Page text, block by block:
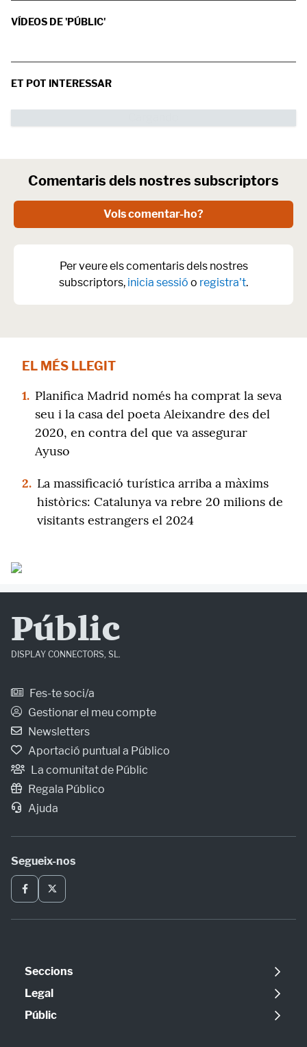
VÍDEOS DE 'PÚBLIC'
ET POT INTERESSAR
Comentaris dels nostres subscriptors
Vols comentar-ho?
Per veure els comentaris dels nostres
subscriptors, inicia sessió o registra't.
EL MÉS LLEGIT
1. Planifica Madrid només ha comprat la seva
seu i la casa del poeta Aleixandre des del
2020, en contra del que va assegurar
Ayuso
2. La massificació turística arriba a màxims
històrics: Catalunya va rebre 20 milions de
visitants estrangers el 2024
Públic
DISPLAY CONNECTORS, SL.
Fes-te soci/a
Gestionar el meu compte
Newsletters
Aportació puntual a Público
La comunitat de Públic
Regala Público
Ajuda
Segueix-nos
Seccions
Política
Opinió
Legal
Avís legal
Públic